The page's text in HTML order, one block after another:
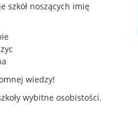
szkół noszących imię
wiedzy!
wybitne osobistości.